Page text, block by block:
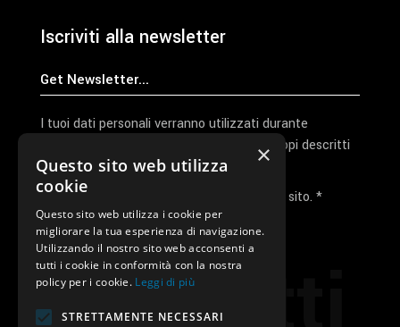
Iscriviti alla newsletter
I tuoi dati personali verranno utilizzati durante
l'elaborazione della richiesta e per altri scopi descritti
nella nostraprivacy policy
Ho letto e accetto la privacy policy del sito. *
Invia I Dati
×
Questo sito web utilizza
cookie
Questo sito web utilizza i cookie per
migliorare la tua esperienza di navigazione.
Utilizzando il nostro sito web acconsenti a
tutti i cookie in conformità con la nostra
policy per i cookie. Leggi di più
STRETTAMENTE NECESSARI